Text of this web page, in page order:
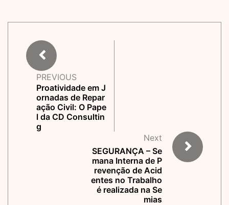
PREVIOUS
Proatividade em J
ornadas de Repar
ação Civil: O Pape
l da CD Consultin
g
Next
SEGURANÇA – Se
mana Interna de P
revenção de Acid
entes no Trabalho
é realizada na Se
mias